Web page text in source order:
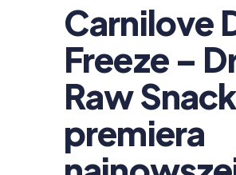
Carnilove
Freeze –
Raw
premiera